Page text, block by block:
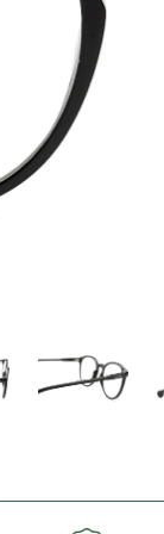
(Calibro)
Diametro
lente